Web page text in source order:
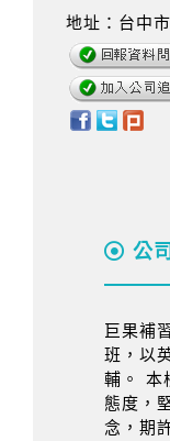
地址：台中
公
巨果補
班，以
輔。 本
態度，
念，期